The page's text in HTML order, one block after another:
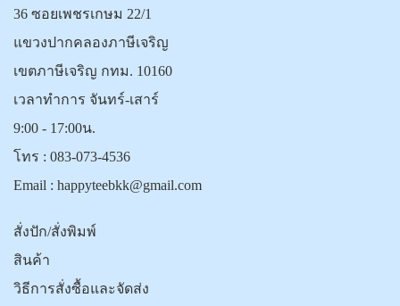
36 ซอยเพชรเกษม 22/1
แขวงปากคลองภาษีเจริญ
เขตภาษีเจริญ กทม. 10160
เวลาทำการ จันทร์-เสาร์
9:00 - 17:00น.
โทร : 083-073-4536
Email : happyteebkk@gmail.com
สั่งปัก/สั่งพิมพ์
สินค้า
วิธีการสั่งซื้อและจัดส่ง